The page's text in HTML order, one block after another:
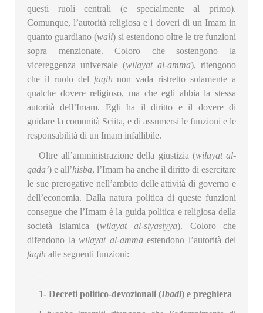
questi ruoli centrali (e specialmente al primo).
Comunque, l’autorità religiosa e i doveri di un Imam in
quanto guardiano (wali) si estendono oltre le tre funzioni
sopra menzionate. Coloro che sostengono la
vicereggenza universale (wilayat al-amma), ritengono
che il ruolo del faqih non vada ristretto solamente a
qualche dovere religioso, ma che egli abbia la stessa
autorità dell’Imam. Egli ha il diritto e il dovere di
guidare la comunità Sciita, e di assumersi le funzioni e le
responsabilità di un Imam infallibile.
Oltre all’amministrazione della giustizia (wilayat al-
qada’) e all’hisba, l’Imam ha anche il diritto di esercitare
le sue prerogative nell’ambito delle attività di governo e
dell’economia. Dalla natura politica di queste funzioni
consegue che l’Imam è la guida politica e religiosa della
società islamica (wilayat al-siyasiyya). Coloro che
difendono la wilayat al-ammaestendono l’autorità del
faqih alle seguenti funzioni:
1- Decreti politico-devozionali (Ibadi) e preghiera